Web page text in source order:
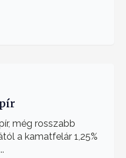
még rosszabb
a kamatfelár 1,25%